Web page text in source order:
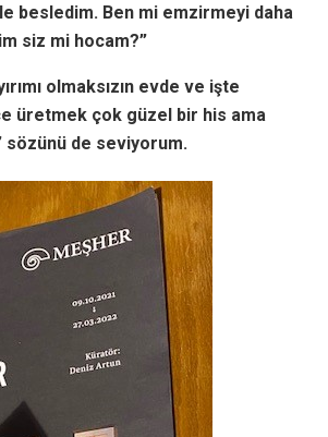
besledim. Ben mi emzirmeyi daha
siz mi hocam?”
olmaksızın evde ve işte
üretmek çok güzel bir his ama
sözünü de seviyorum.